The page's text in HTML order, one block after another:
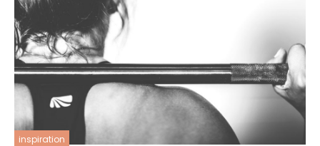
inspiration